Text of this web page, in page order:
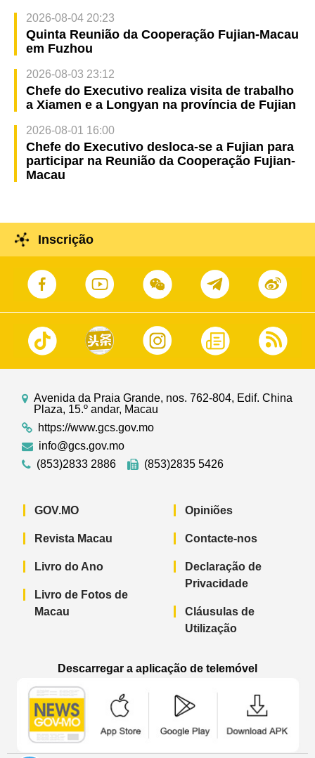
2026-08-04 20:23
Quinta Reunião da Cooperação Fujian-Macau
em Fuzhou
2026-08-03 23:12
Chefe do Executivo realiza visita de trabalho
a Xiamen e a Longyan na província de Fujian
2026-08-01 16:00
Chefe do Executivo desloca-se a Fujian para
participar na Reunião da Cooperação Fujian-
Macau
Inscrição
Avenida da Praia Grande, nos. 762-804, Edif. China
Plaza, 15.º andar, Macau
https://www.gcs.gov.mo
info@gcs.gov.mo
(853)2833 2886
(853)2835 5426
GOV.MO
Revista Macau
Livro do Ano
Livro de Fotos de
Macau
Opiniões
Contacte-nos
Declaração de
Privacidade
Cláusulas de
Utilização
Descarregar a aplicação de telemóvel